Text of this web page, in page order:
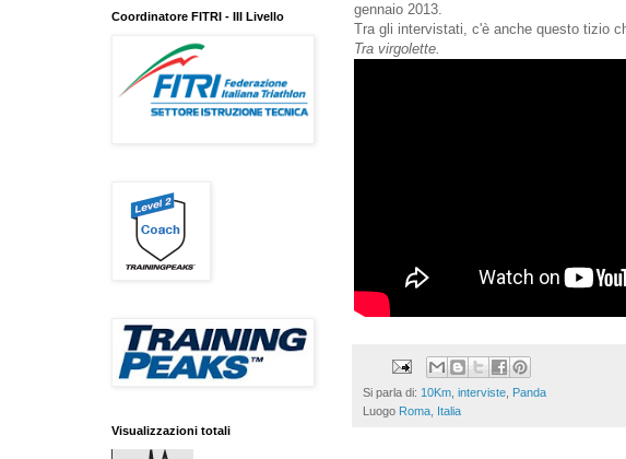
gennaio 2013.
Tra gli intervistati, c'è anche questo tizio
Tra virgolette.
Si parla di: 10Km interviste Panda
Luogo Roma, Italia
Coordinatore FITRI - III Livello
Visualizzazioni totali